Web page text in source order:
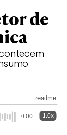
de
readme
0:00 1.0x